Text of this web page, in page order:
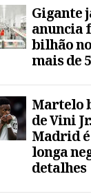
Gigante
anuncia
bilhão
mais de
Martelo
de Vini
Madrid
longa
detalhes